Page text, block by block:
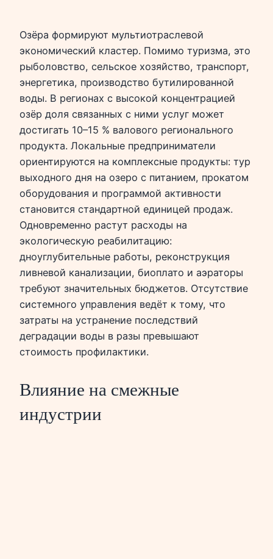
Озёра формируют мультиотраслевой
экономический кластер. Помимо туризма, это
рыболовство, сельское хозяйство, транспорт,
энергетика, производство бутилированной
воды. В регионах с высокой концентрацией
озёр доля связанных с ними услуг может
достигать 10–15 % валового регионального
продукта. Локальные предприниматели
ориентируются на комплексные продукты: тур
выходного дня на озеро с питанием, прокатом
оборудования и программой активности
становится стандартной единицей продаж.
Одновременно растут расходы на
экологическую реабилитацию:
дноуглубительные работы, реконструкция
ливневой канализации, биоплато и аэраторы
требуют значительных бюджетов. Отсутствие
системного управления ведёт к тому, что
затраты на устранение последствий
деградации воды в разы превышают
стоимость профилактики.
Влияние на смежные
индустрии